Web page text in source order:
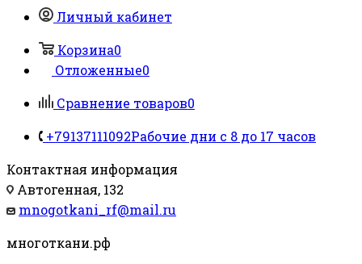
Личный кабинет
Корзина0
Отложенные0
Сравнение товаров0
+79137111092Рабочие дни с 8 до 17 часов
Контактная информация
Автогенная, 132
mnogotkani_rf@mail.ru
многоткани.рф